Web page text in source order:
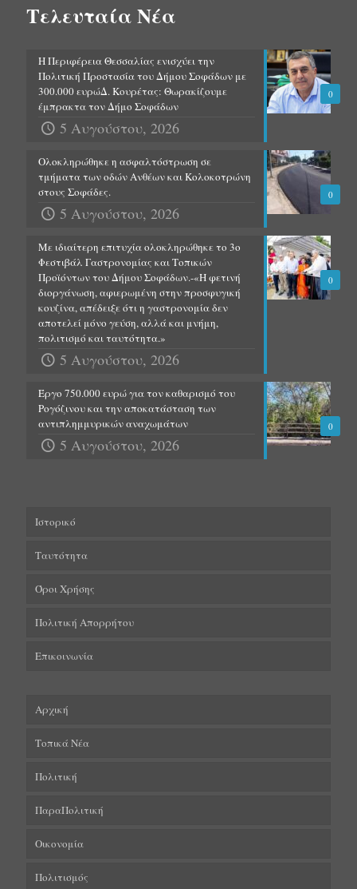
Τελευταία Νέα
0
Η Περιφέρεια Θεσσαλίας ενισχύει την
Πολιτική Προστασία του Δήμου Σοφάδων με
300.000 ευρώΔ. Κουρέτας: Θωρακίζουμε
έμπρακτα τον Δήμο Σοφάδων
5 Αυγούστου, 2026
0
Ολοκληρώθηκε η ασφαλτόστρωση σε
τμήματα των οδών Ανθέων και Κολοκοτρώνη
στους Σοφάδες.
5 Αυγούστου, 2026
0
Με ιδιαίτερη επιτυχία ολοκληρώθηκε το 3ο
Φεστιβάλ Γαστρονομίας και Τοπικών
Προϊόντων του Δήμου Σοφάδων.-«Η φετινή
διοργάνωση, αφιερωμένη στην προσφυγική
κουζίνα, απέδειξε ότι η γαστρονομία δεν
αποτελεί μόνο γεύση, αλλά και μνήμη,
πολιτισμό και ταυτότητα.»
5 Αυγούστου, 2026
0
Έργο 750.000 ευρώ για τον καθαρισμό του
Ρογόζινου και την αποκατάσταση των
αντιπλημμυρικών αναχωμάτων
5 Αυγούστου, 2026
Ιστορικό
Ταυτότητα
Όροι Χρήσης
Πολιτική Απορρήτου
Επικοινωνία
Αρχική
Τοπικά Νέα
Πολιτική
ΠαραΠολιτική
Οικονομία
Πολιτισμός